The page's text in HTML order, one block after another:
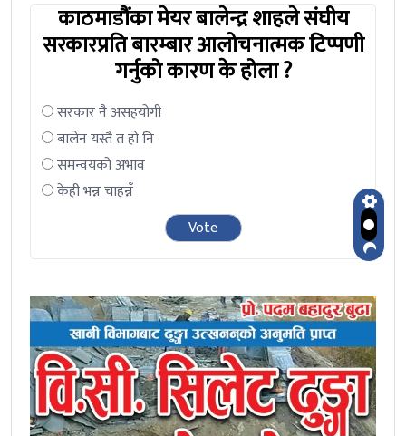
काठमाडौंका मेयर बालेन्द्र शाहले संघीय
सरकारप्रति बारम्बार आलोचनात्मक टिप्पणी
गर्नुको कारण के होला ?
सरकार नै असहयोगी
बालेन यस्तै त हो नि
समन्वयको अभाव
केही भन्न चाहन्नँ